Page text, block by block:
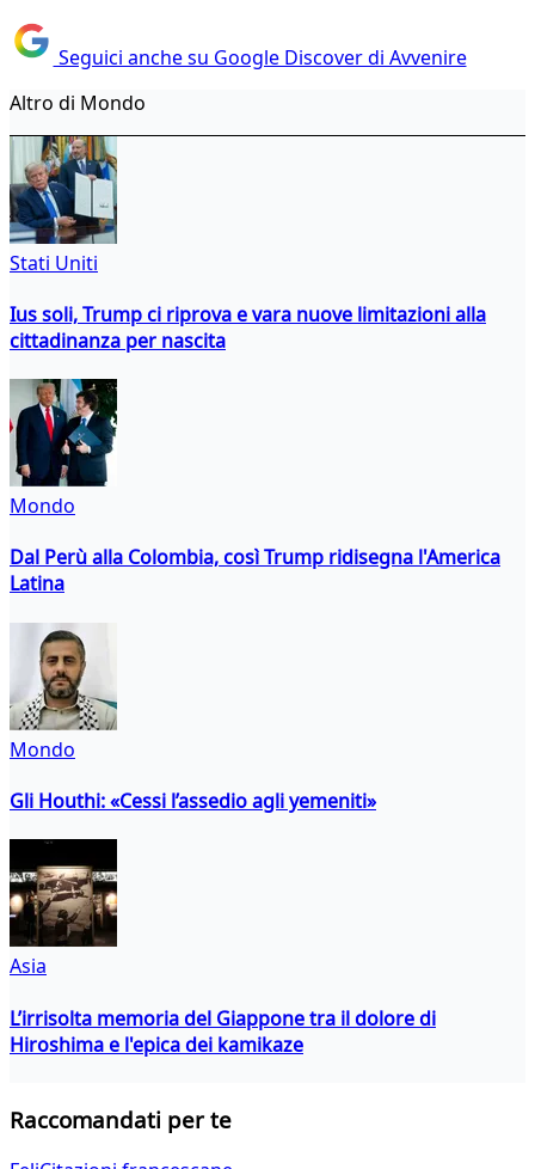
Seguici anche su Google Discover di Avvenire
Altro di Mondo
Stati Uniti
Ius soli, Trump ci riprova e vara nuove limitazioni alla
cittadinanza per nascita
Mondo
Dal Perù alla Colombia, così Trump ridisegna l'America
Latina
Mondo
Gli Houthi: «Cessi l’assedio agli yemeniti»
Asia
L’irrisolta memoria del Giappone tra il dolore di
Hiroshima e l'epica dei kamikaze
Raccomandati per te